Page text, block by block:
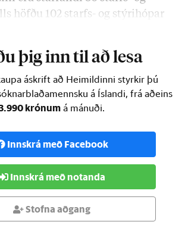
höfðu 102 starfs- og stýrihópar
þig inn til að lesa
áskrift að Heimildinni styrkir þú
á Íslandi, frá aðeins
krónum á mánuði.
Innskrá með Facebook
Innskrá með notanda
Stofna aðgang